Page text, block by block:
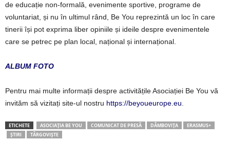
de educație non-formală, evenimente sportive, programe de
voluntariat, și nu în ultimul rând, Be You reprezintă un loc în care
tinerii își pot exprima liber opiniile și ideile despre evenimentele
care se petrec pe plan local, național și internațional.
ALBUM FOTO
Pentru mai multe informații despre activitățile Asociației Be You vă
invităm să vizitați site-ul nostru https://beyoueurope.eu.
ETICHETE ASOCIAȚIA BE YOU COMUNICAT DE PRESĂ DÂMBOVIȚA
ERASMUS+
ȘTIRI
TÂRGOVIȘTE